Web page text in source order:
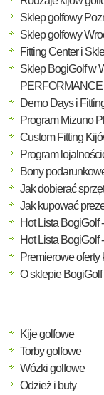
Sklep golfowy
Sklep golfowy
Fitting Center i
Sklep BogiGolf w
Demo Days i
Program Mizuno
Custom Fitting
Program
Bony
Jak dobierać
Jak kupować
Hot Lista BogiGolf
Hot Lista BogiGolf
Premierowe
O sklepie BogiGolf
Kije golfowe
Torby golfowe
Wózki golfowe
Odzież i buty